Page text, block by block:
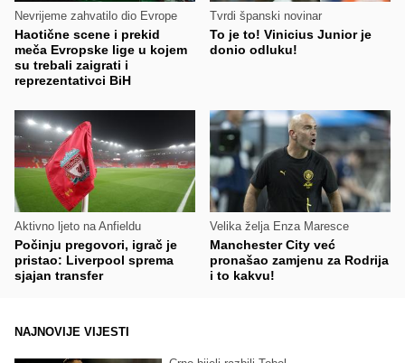
Nevrijeme zahvatilo dio Evrope
Haotične scene i prekid
meča Evropske lige u kojem
su trebali zaigrati i
reprezentativci BiH
Tvrdi španski novinar
To je to! Vinicius Junior je
donio odluku!
Aktivno ljeto na Anfieldu
Počinju pregovori, igrač je
pristao: Liverpool sprema
sjajan transfer
Velika želja Enza Maresce
Manchester City već
pronašao zamjenu za Rodrija
i to kakvu!
NAJNOVIJE VIJESTI